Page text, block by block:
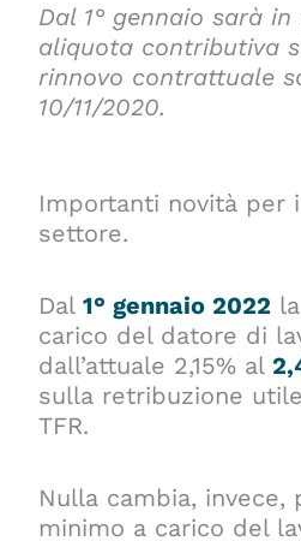
Dal 1° gennaio sarà
aliquota contributiva
rinnovo contrattuale
10/11/2020.
Importanti novità per
settore.
Dal1° gennaio 2022
carico del datore di
dall’attuale 2,15% al
sulla retribuzione
TFR.
Nulla cambia,
minimo a carico del